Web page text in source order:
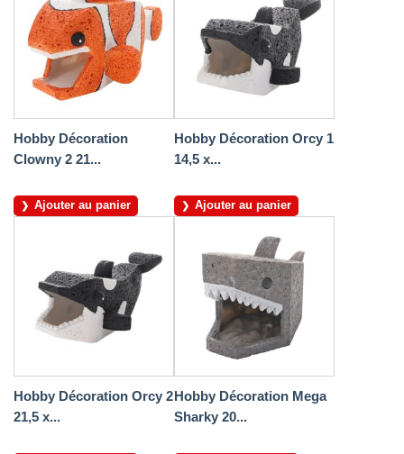
Hobby Décoration
Clowny 2 21...
Ajouter au panier
Hobby Décoration Orcy 1
14,5 x...
Ajouter au panier
Hobby Décoration Orcy 2
21,5 x...
Hobby Décoration Mega
Sharky 20...